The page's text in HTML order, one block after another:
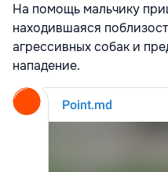
На помощь мальчику
находившаяся
агрессивных собак и
нападение.